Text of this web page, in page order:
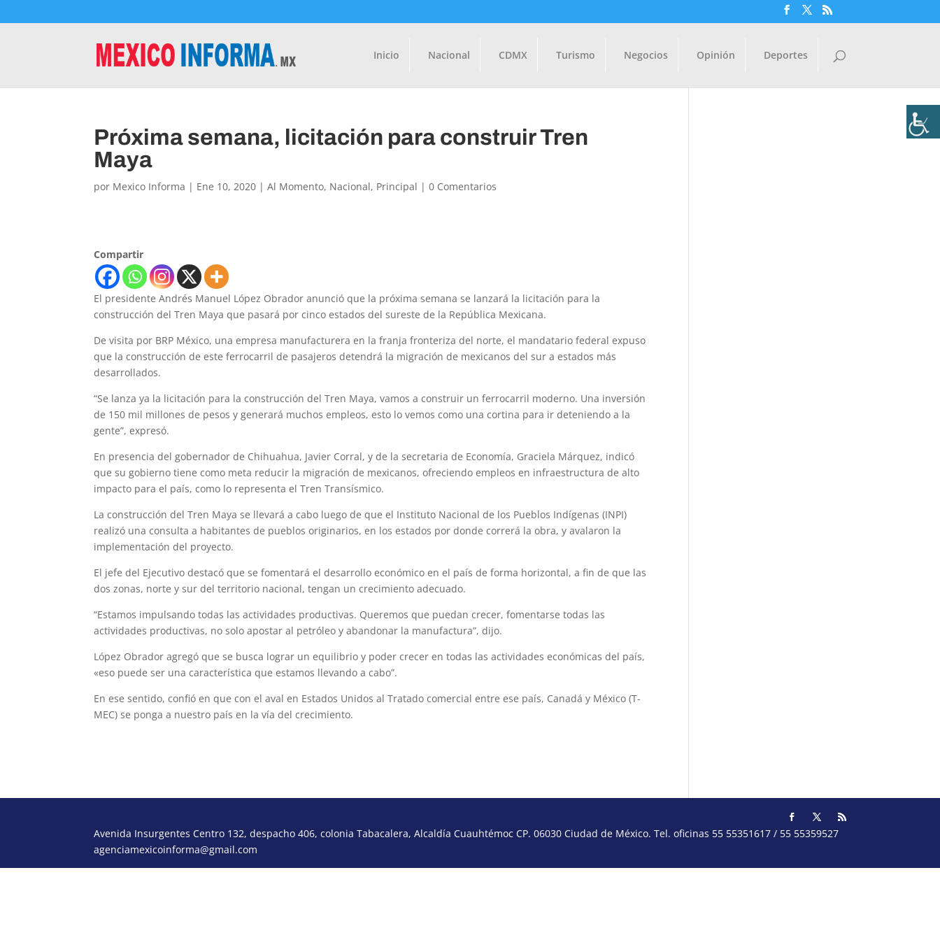
Inicio Nacional CDMX Turismo Negocios Opinión Deportes
Próxima semana, licitación para construir Tren
Maya
por Mexico Informa | Ene 10, 2020 |Al Momento, Nacional, Principal |0 Comentarios
Compartir
El presidente Andrés Manuel López Obrador anunció que la próxima semana se lanzará la licitación para la
construcción del Tren Maya que pasará por cinco estados del sureste de la República Mexicana.
De visita por BRP México, una empresa manufacturera en la franja fronteriza del norte, el mandatario federal expuso
que la construcción de este ferrocarril de pasajeros detendrá la migración de mexicanos del sur a estados más
desarrollados.
“Se lanza ya la licitación para la construcción del Tren Maya, vamos a construir un ferrocarril moderno. Una inversión
de 150 mil millones de pesos y generará muchos empleos, esto lo vemos como una cortina para ir deteniendo a la
gente”, expresó.
En presencia del gobernador de Chihuahua, Javier Corral, y de la secretaria de Economía, Graciela Márquez, indicó
que su gobierno tiene como meta reducir la migración de mexicanos, ofreciendo empleos en infraestructura de alto
impacto para el país, como lo representa el Tren Transísmico.
La construcción del Tren Maya se llevará a cabo luego de que el Instituto Nacional de los Pueblos Indígenas (INPI)
realizó una consulta a habitantes de pueblos originarios, en los estados por donde correrá la obra, y avalaron la
implementación del proyecto.
El jefe del Ejecutivo destacó que se fomentará el desarrollo económico en el país de forma horizontal, a fin de que las
dos zonas, norte y sur del territorio nacional, tengan un crecimiento adecuado.
“Estamos impulsando todas las actividades productivas. Queremos que puedan crecer, fomentarse todas las
actividades productivas, no solo apostar al petróleo y abandonar la manufactura”, dijo.
López Obrador agregó que se busca lograr un equilibrio y poder crecer en todas las actividades económicas del país,
«eso puede ser una característica que estamos llevando a cabo”.
En ese sentido, confió en que con el aval en Estados Unidos al Tratado comercial entre ese país, Canadá y México (T-
MEC) se ponga a nuestro país en la vía del crecimiento.
Avenida Insurgentes Centro 132, despacho 406, colonia Tabacalera, Alcaldía Cuauhtémoc CP. 06030 Ciudad de México. Tel. oficinas 55 55351617 / 55 55359527
agenciamexicoinforma@gmail.com